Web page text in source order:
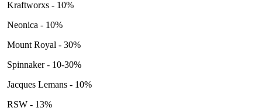
Kraftworxs - 10%
Neonica - 10%
Mount Royal - 30%
Spinnaker - 10-30%
Jacques Lemans - 10%
RSW - 13%